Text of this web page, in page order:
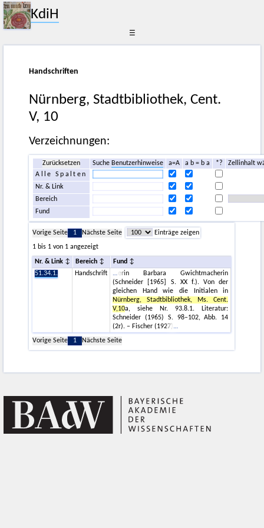
KdiH
☰
Handschriften
Nürnberg, Stadtbibliothek, Cent.
V, 10
Verzeichnungen:
Zurücksetzen SucheBenutzerhinweise a=A a b = b a *?
Zellinhalt
Alle Spalten
Nr. & Link
Bereich
Fund
Vorige Seite 1 Nächste Seite
Einträge zeigen
1 bis 1 von 1 angezeigt
Nr. & Link Bereich
Fund
51.34.1.
Handschrift
erin Barbara Gwichtmacherin
(Schneider [1965] S. XX f.). Von der
gleichen Hand wie die Initialen in
Nürnberg, Stadtbibliothek, Ms. Cent.
V,10a, siehe Nr. 93.8.1. Literatur:
Schneider (1965) S. 98–102, Abb. 14
(2r). – Fischer (1927)
Vorige Seite
1 Nächste Seite